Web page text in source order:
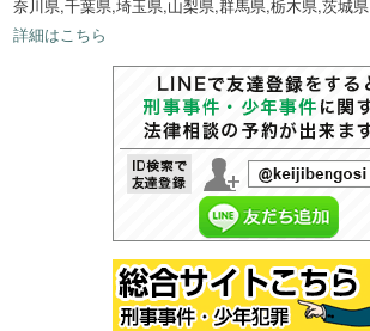
奈川県,千葉県,埼玉県,山梨県,群馬県,栃木県,茨城県
詳細はこちら